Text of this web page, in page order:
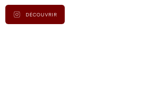
DÉCOUVRIR